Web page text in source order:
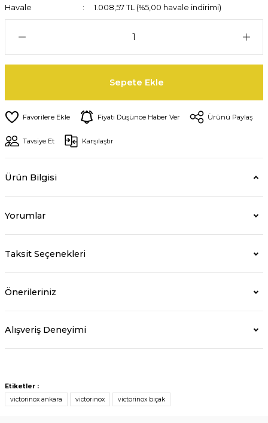
Havale
1.008,57 TL (%5,00 havale indirimi)
Sepete Ekle
Fiyatı Düşünce Haber Ver Ürünü Paylaş
Tavsiye Et Karşılaştır
Ürün Bilgisi
Yorumlar
Taksit Seçenekleri
Önerileriniz
Alışveriş Deneyimi
Etiketler :
victorinox ankara
victorinox victorinox bıçak